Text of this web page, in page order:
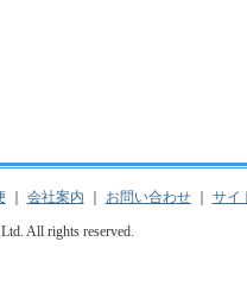
会社案内 お問い合わせ｜ サイ
All rights reserved.